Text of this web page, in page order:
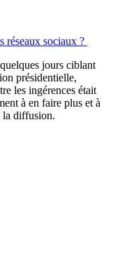
réseaux sociaux ?
jours ciblant
présidentielle,
les ingérences était
à en faire plus et à
la diffusion.